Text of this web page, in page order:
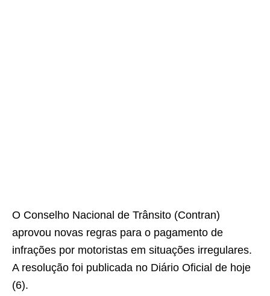
O Conselho Nacional de Trânsito (Contran)
aprovou novas regras para o pagamento de
infrações por motoristas em situações irregulares.
A resolução foi publicada no Diário Oficial de hoje
(6).